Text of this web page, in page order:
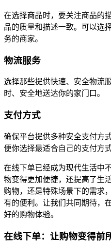
在选择商品时，要关注商品的
品的质量和描述一致。可以选
务的商家。
物流服务
选择那些提供快速、安全物流
时、安全地送达你的家门口。
支付方式
确保平台提供多种安全支付方
便你选择最适合自己的支付方式
在线下单已经成为现代生活中
物变得更加便捷，还提高了生
购物，还是特殊场景下的需求
有的便利。让我们共同期待，
好的购物体验。
在线下单：让购物变得前